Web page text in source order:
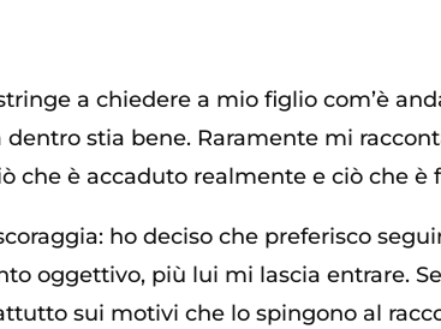
a chiedere a mio figlio com’è
dentro stia bene. Raramente mi
che è accaduto realmente e ciò che
ho deciso che preferisco
oggettivo, più lui mi lascia entrare.
sui motivi che lo spingono al